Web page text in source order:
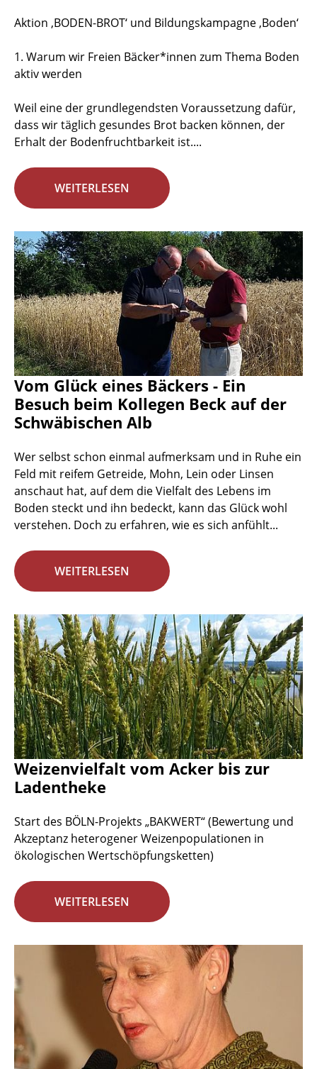
Aktion ‚BODEN-BROT‘ und Bildungskampagne ‚Boden‘
1. Warum wir Freien Bäcker*innen zum Thema Boden
aktiv werden
Weil eine der grundlegendsten Voraussetzung dafür,
dass wir täglich gesundes Brot backen können, der
Erhalt der Bodenfruchtbarkeit ist....
WEITERLESEN
Vom Glück eines Bäckers - Ein
Besuch beim Kollegen Beck auf der
Schwäbischen Alb
Wer selbst schon einmal aufmerksam und in Ruhe ein
Feld mit reifem Getreide, Mohn, Lein oder Linsen
anschaut hat, auf dem die Vielfalt des Lebens im
Boden steckt und ihn bedeckt, kann das Glück wohl
verstehen. Doch zu erfahren, wie es sich anfühlt...
WEITERLESEN
Weizenvielfalt vom Acker bis zur
Ladentheke
Start des BÖLN-Projekts „BAKWERT“ (Bewertung und
Akzeptanz heterogener Weizenpopulationen in
ökologischen Wertschöpfungsketten)
WEITERLESEN